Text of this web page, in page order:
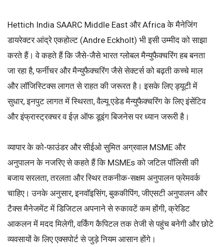
Hettich India SAARC Middle East और Africa के मैनेजिंग
डायरेक्टर आंद्रे एकहोल्ट (Andre Eckholt) भी इसी उम्मीद को साझा
करते हैं। वे कहते हैं कि जैसे-जैसे भारत ग्लोबल मैन्युफैक्चरिंग हब बनता
जा रहा है, फर्नीचर और मैन्युफैक्चरिंग जैसे सेक्टर्स को बढ़ती कच्चे माल
और लॉजिस्टिक्स लागत से राहत की जरूरत है। इसके लिए ड्यूटी में
सुधार, इनपुट लागत में स्थिरता, वैल्यू एडेड मैन्युफैक्चरिंग के लिए इंसेंटिव
और इंफ्रास्ट्रक्चर व ईज़ ऑफ डूइंग बिजनेस पर ध्यान जरूरी है।
व्यापार के को-फाउंडर और सीईओ सुमित अग्रवाल MSME और
अनुपालन के नजरिए से कहते हैं कि MSMEs को जटिल पॉलिसी की
बजाय सरलता, तरलता और स्थिर तकनीक-सक्षम अनुपालन फ्रेमवर्क
चाहिए। उनके अनुसार, इनवॉइसिंग, बुककीपिंग, जीएसटी अनुपालन और
टैक्स मैनेजमेंट में डिजिटल अपनाने से रुकावटें कम होंगी, क्रेडिट
आकलन में मदद मिलेगी, वर्किंग कैपिटल तक तेजी से पहुंच बनेगी और छोटे
व्यवसायों के लिए एक्सपोर्ट से जुड़े नियम आसान होंगे।